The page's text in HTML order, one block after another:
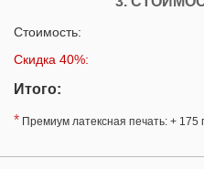
Стоимость:
Скидка 40%:
Итого:
* Премиум латексная печать: + 175